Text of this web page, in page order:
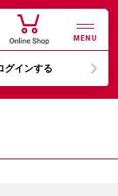
MENU
グインする